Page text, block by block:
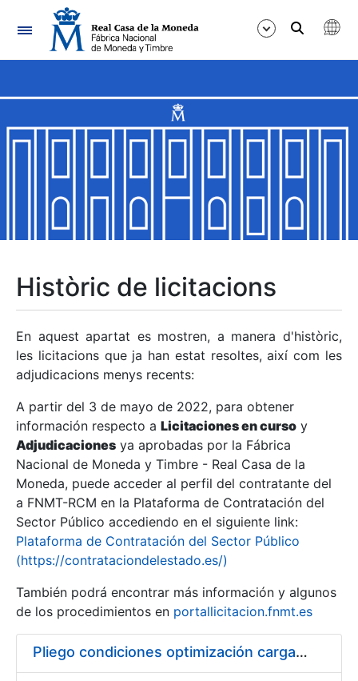
Navegació
Mostra/Amaga
Mostra/Amaga
Mostra/Amaga
Mostra/Amaga
Mostra/Amaga
Mostra/Amaga
Històric de licitacions
En aquest apartat es mostren, a manera d'històric,
les licitacions que ja han estat resoltes, així com les
adjudicacions menys recents:
A partir del 3 de mayo de 2022, para obtener
información respecto a Licitaciones en curso y
Adjudicaciones ya aprobadas por la Fábrica
Nacional de Moneda y Timbre - Real Casa de la
Moneda, puede acceder al perfil del contratante del
a FNMT-RCM en la Plataforma de Contratación del
Sector Público accediendo en el siguiente link:
Plataforma de Contratación del Sector Público
(https://contrataciondelestado.es/)
También podrá encontrar más información y algunos
de los procedimientos en portallicitacion.fnmt.es
Pliego condiciones optimización cargas compras firmado